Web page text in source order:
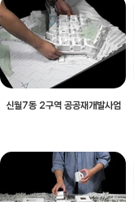
신월7동 2구역 공공재개발사업